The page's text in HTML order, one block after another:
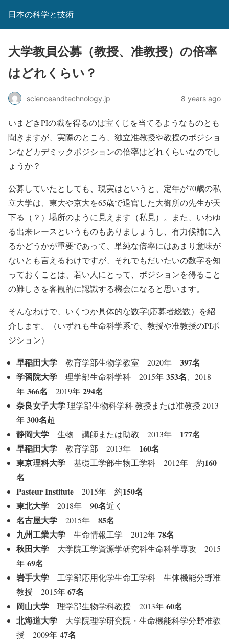
日本の科学と技術
大学教員公募（教授、准教授）の倍率
はどれくらい？
scienceandtechnology.jp 8 years ago
いまどきPIの職を得るのは宝くじを当てるようなものとも
聞きますが、実際のところ、独立准教授や教授のポジショ
ンなどカデミックポジションの倍率はどれくらいなのでし
ょうか？
公募していたとしても、現実はというと、定年が70歳の私
立大学は、東大や京大を65歳で退官した大御所の先生が天
下る（？）場所のように見えます（私見）。また、いわゆ
る出来レースというものもありましょうし、有力候補に入
るかどうかが重要であって、単純な倍率にはあまり意味が
ないとも言えるわけですが、それでもだいたいの数字を知
っておくことは、若い人にとって、ポジションを得ること
の難しさを客観的に認識する機会になると思います。
そんなわけで、いくつか具体的な数字(応募者総数）を紹
介します。（いずれも生命科学系で、教授や准教授のPIポ
ジション）
早稲田大学 教育学部生物学教室 2020年 397名
学習院大学 理学部生命科学科 2015年 353名 、2018
年 366名 2019年 294名
奈良女子大学理学部生物科学科 教授または准教授 2013
年300名超
静岡大学 生物 講師または助教 2013年 177名
早稲田大学 教育学部 2013年 160名
東京理科大学 基礎工学部生物工学科 2012年 約160
名
Pasteur Institute 2015年 約150名
東北大学 2018年 90名近く
名古屋大学 2015年 85名
九州工業大学 生命情報工学 2012年 78名
秋田大学 大学院工学資源学研究科生命科学専攻 2015
年 69名
岩手大学 工学部応用化学生命工学科 生体機能分野准
教授 2015年67名
岡山大学 理学部生物学科教授 2013年 60名
北海道大学 大学院理学研究院・生命機能科学分野准教
授 2009年 47名